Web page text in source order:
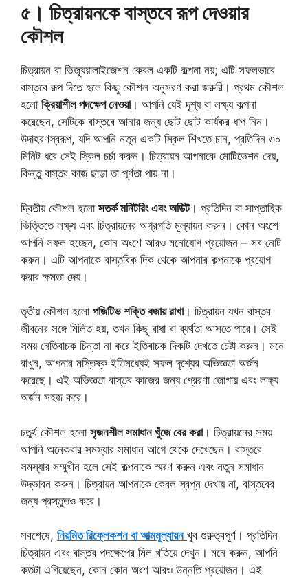
৫ । চিত্রায়নকে বাস্তবে রূপ দেওয়ার
কৌশল
চিত্রায়ন বা ভিজ্যুয়ালাইজেশন কেবল একটি কল্পনা নয়; এটি সফলভাবে
বাস্তবে রূপ দিতে হলে কিছু কৌশল অনুসরণ করা জরুরি। প্রথম কৌশল
হলো ক্রিয়াশীল পদক্ষেপ নেওয়া। আপনি যেই দৃশ্য বা লক্ষ্য কল্পনা
করেছেন, সেটিকে বাস্তবে আনার জন্য ছোট ছোট কার্যকর ধাপ নিন।
উদাহরণস্বরূপ, যদি আপনি নতুন একটি স্কিল শিখতে চান, প্রতিদিন ৩০
মিনিট ধরে সেই স্কিল চর্চা করুন। চিত্রায়ন আপনাকে মোটিভেশন দেয়,
কিন্তু বাস্তব কাজ ছাড়া তা পূর্ণতা পায় না।
দ্বিতীয় কৌশল হলো সতর্ক মনিটরিং এবং অডিট। প্রতিদিন বা সাপ্তাহিক
ভিত্তিতে লক্ষ্য এবং চিত্রায়নের অগ্রগতি মূল্যায়ন করুন। কোন অংশে
আপনি সফল হচ্ছেন, কোন অংশে আরও মনোযোগ প্রয়োজন – সব নোট
করুন। এটি আপনাকে বাস্তবিক দিক থেকে আপনার কল্পনাকে প্রয়োগ
করার ক্ষমতা দেয়।
তৃতীয় কৌশল হলো পজিটিভ শক্তি বজায় রাখা। চিত্রায়ন যখন বাস্তব
জীবনের সঙ্গে মিলিত হয়, তখন কিছু বাধা বা ব্যর্থতা আসতে পারে। সেই
সময় নেতিবাচক চিন্তা না করে ইতিবাচক দিকটি দেখতে চেষ্টা করুন। মনে
রাখুন, আপনার মস্তিষ্ক ইতিমধ্যেই সফল দৃশ্যের অভিজ্ঞতা অর্জন
করেছে। এই অভিজ্ঞতা বাস্তব কাজের জন্য প্রেরণা জোগায় এবং লক্ষ্য
অর্জন সহজ করে।
চতুর্থ কৌশল হলো সৃজনশীল সমাধান খুঁজে বের করা। চিত্রায়নের সময়
আপনি অনেকবার সমস্যার সমাধান আগে থেকে দেখেছেন। বাস্তবে
সমস্যার সম্মুখীন হলে সেই কল্পনাকে স্মরণ করুন এবং নতুন সমাধান
উদ্ভাবন করুন। চিত্রায়ন আপনাকে কেবল স্বপ্ন দেখায় না, বাস্তবের
জন্য প্রস্তুতও করে।
সবশেষে, নিয়মিত রিফ্লেকশন বা আত্মমূল্যায়ন খুব গুরুত্বপূর্ণ। প্রতিদিন
চিত্রায়ন এবং বাস্তব পদক্ষেপের মিল খতিয়ে দেখুন। মনে করুন, আপনি
কতটা এগিয়েছেন, কোন কোন অংশ আরও উন্নতি প্রয়োজন। এই